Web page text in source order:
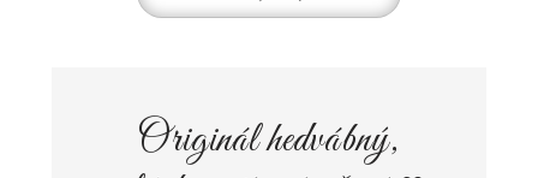
Originál hedvábný,